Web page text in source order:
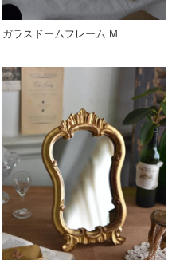
ガラスドームフレーム.M